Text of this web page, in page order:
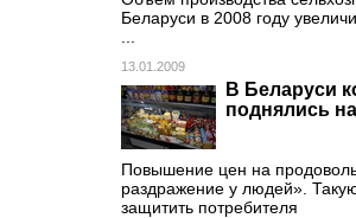
Беларуси в 2008 году
...
13.01.2009
В Беларуси
поднялись
Повышение цен на
раздражение у людей».
защитить потребителя